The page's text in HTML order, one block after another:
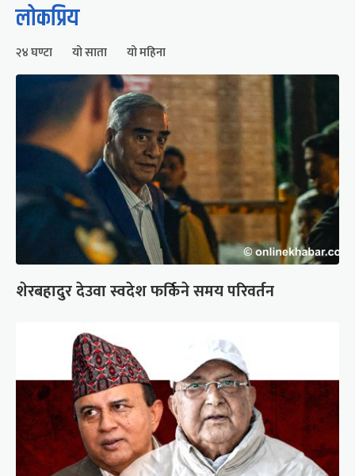
लोकप्रिय
२४ घण्टा यो साता यो महिना
शेरबहादुर देउवा स्वदेश फर्किने समय परिवर्तन